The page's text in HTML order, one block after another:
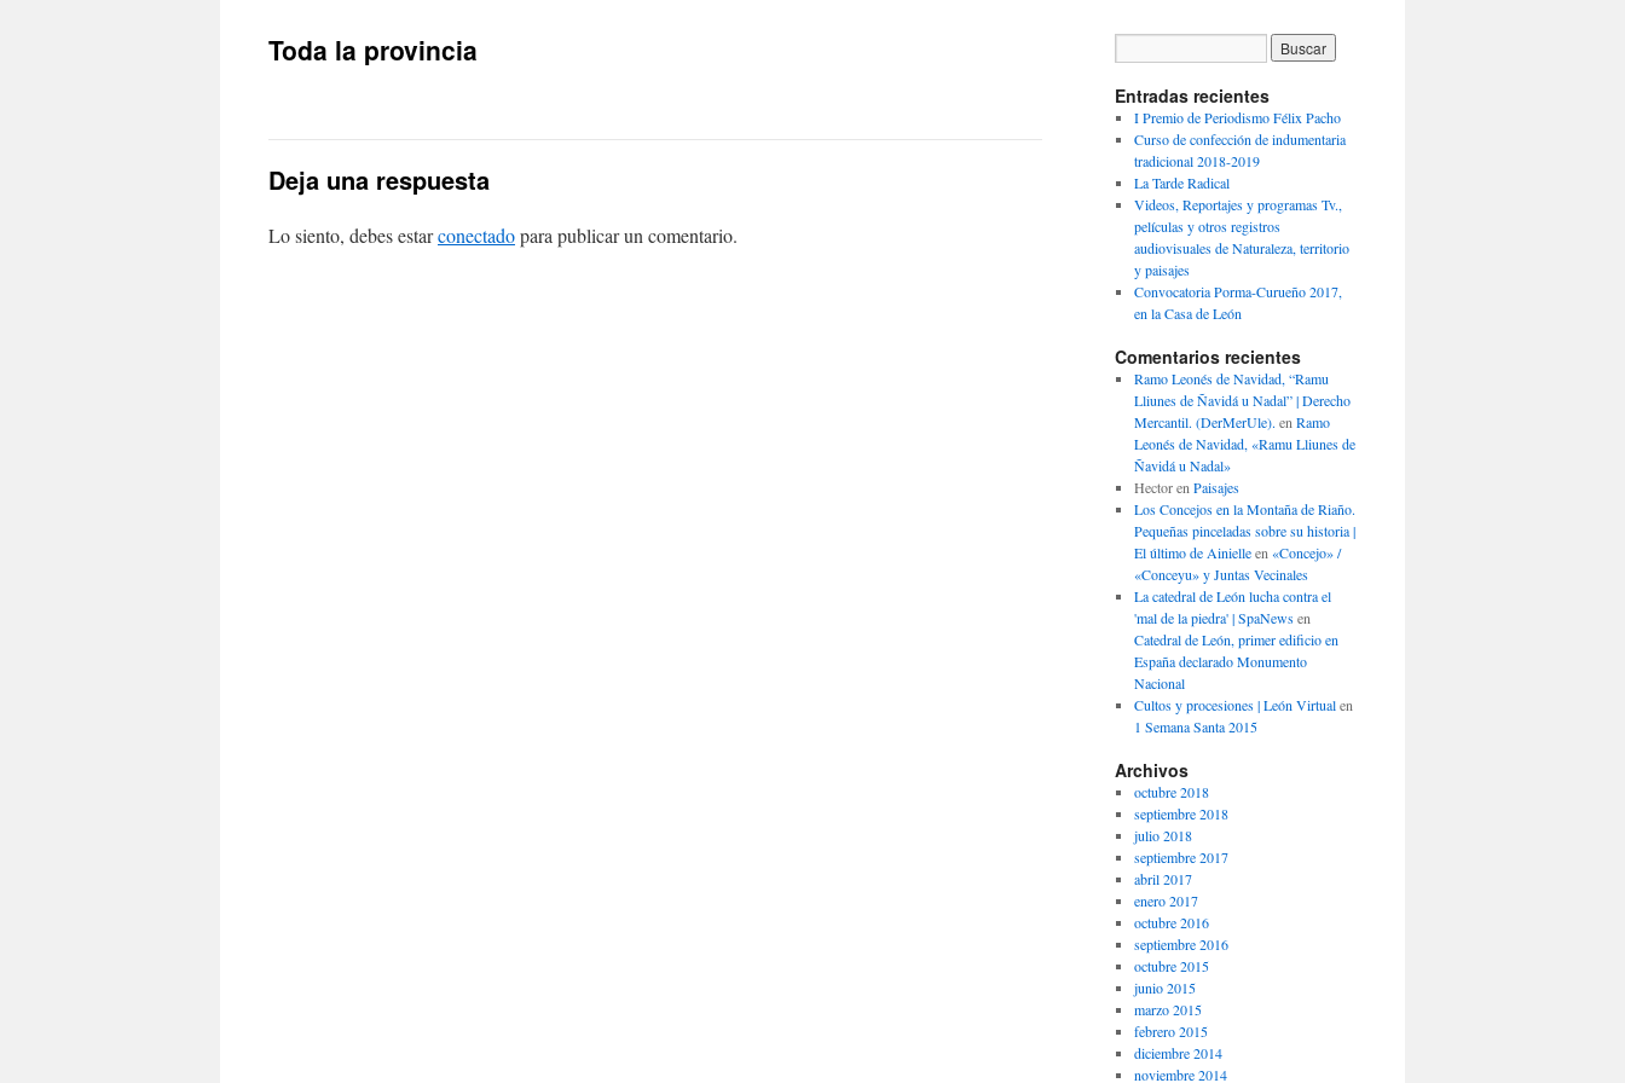
Toda la provincia
Deja una respuesta
Lo siento, debes estarconectadopara publicar un comentario.
Entradas recientes
I Premio de Periodismo Félix Pacho
Curso de confección de indumentaria
tradicional 2018-2019
La Tarde Radical
Videos, Reportajes y programas Tv.,
películas y otros registros
audiovisuales de Naturaleza, territorio
y paisajes
Convocatoria Porma-Curueño 2017,
en la Casa de León
Comentarios recientes
Ramo Leonés de Navidad, “Ramu
Lliunes de Ñavidá u Nadal” | Derecho
Mercantil. (DerMerUle). en Ramo
Leonés de Navidad, «Ramu Lliunes de
Ñavidá u Nadal»
Hectoren Paisajes
Los Concejos en la Montaña de Riaño.
Pequeñas pinceladas sobre su historia |
El último de Ainielleen «Concejo» /
«Conceyu» y Juntas Vecinales
La catedral de León lucha contra el
'mal de la piedra' | SpaNewsen
Catedral de León, primer edificio en
España declarado Monumento
Nacional
Cultos y procesiones | León Virtualen
1 Semana Santa 2015
Archivos
octubre 2018
septiembre 2018
julio 2018
septiembre 2017
abril 2017
enero 2017
octubre 2016
septiembre 2016
octubre 2015
junio 2015
marzo 2015
febrero 2015
diciembre 2014
noviembre 2014